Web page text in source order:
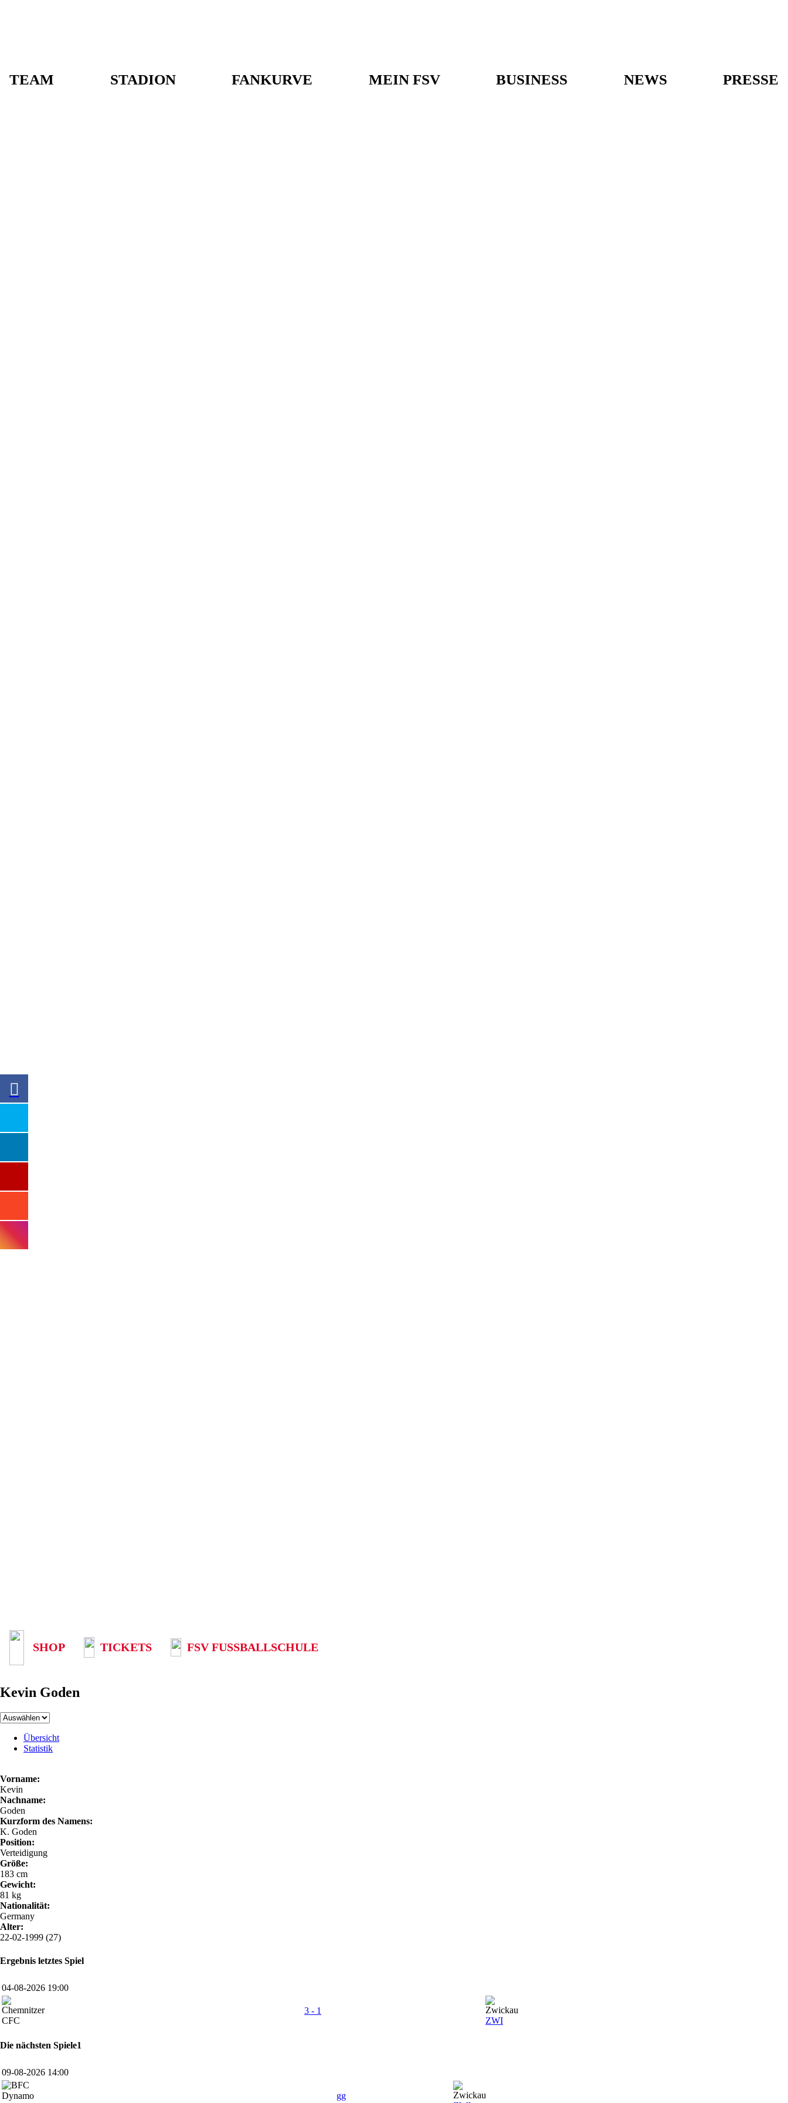
TEAM STADION FANKURVE MEIN FSV BUSINESS NEWS PRESSE
SHOP TICKETS FSV FUSSBALLSCHULE
Kevin Goden
Übersicht
Statistik
Vorname:
Kevin
Nachname:
Goden
Kurzform des Namens:
K. Goden
Position:
Verteidigung
Größe:
183 cm
Gewicht:
81 kg
Nationalität:
Germany
Alter:
22-02-1999 (27)
Ergebnis letztes Spiel
04-08-2026 19:00
CFC
3 - 1
ZWI
Die nächsten Spiele1
09-08-2026 14:00
gg